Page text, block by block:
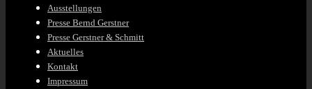
Ausstellungen
Presse Bernd Gerstner
Presse Gerstner & Schmitt
Aktuelles
Kontakt
Impressum